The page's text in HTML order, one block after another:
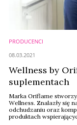
PRODUCENCI
Wellness by
suplementach
Marka Oriflame
Wellness. Znalazły się
odchudzaniu oraz
produktach
08.03.2021